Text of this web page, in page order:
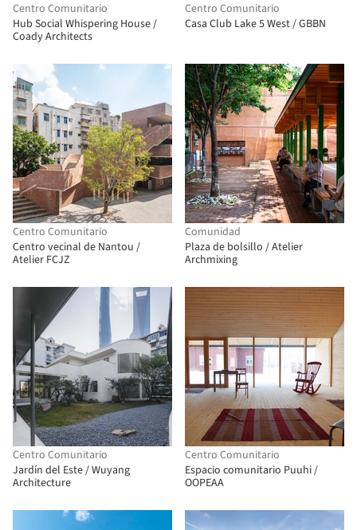
Centro Comunitario
Hub Social Whispering House /
Coady Architects
Centro Comunitario
Casa Club Lake 5 West / GBBN
Centro Comunitario
Centro vecinal de Nantou /
Atelier FCJZ
Comunidad
Plaza de bolsillo / Atelier
Archmixing
Centro Comunitario
Jardín del Este / Wuyang
Architecture
Centro Comunitario
Espacio comunitario Puuhi /
OOPEAA